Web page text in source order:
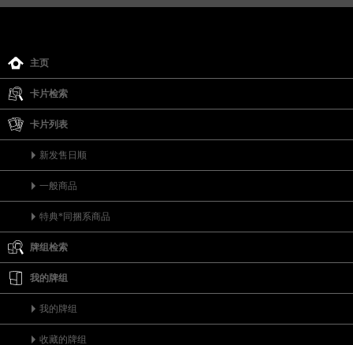
主页
卡片检索
卡片列表
新发售日顺
一般商品
特典*同捆系商品
牌组检索
我的牌组
我的牌组
收藏的牌组